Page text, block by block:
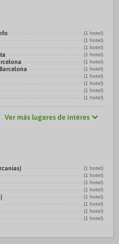
(1 hotel)
(1 hotel)
(1 hotel)
(1 hotel)
(1 hotel)
(1 hotel)
(1 hotel)
(1 hotel)
(1 hotel)
(1 hotel)
Ver más lugares de intéres
(1 hotel)
(1 hotel)
(1 hotel)
(1 hotel)
(1 hotel)
(1 hotel)
(1 hotel)
(1 hotel)